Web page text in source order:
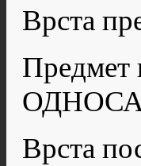
Врста
Врста